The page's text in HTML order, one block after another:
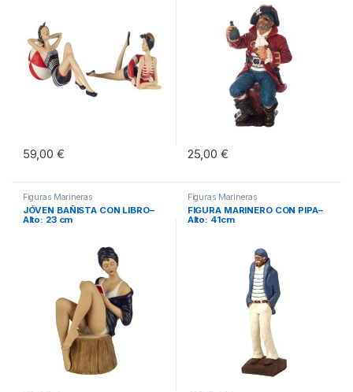
59,00 € 25,00 €
Figuras Marineras
JÓVEN BAÑISTA CON LIBRO–
Alto: 23 cm
Figuras Marineras
FIGURA MARINERO CON PIPA–
Alto: 41cm